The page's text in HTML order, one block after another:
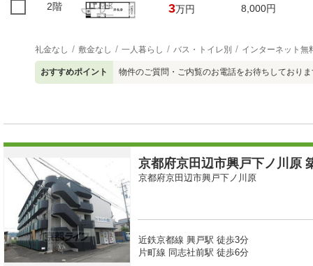
2階 3万円 8,000円
礼金なし 敷金なし 一人暮らし バス・トイレ別 インターネット無
おすすめポイント 物件のご質問・ご内覧のお電話をお待ちしており
京都府京田辺市興戸下ノ川原
京都府京田辺市興戸下ノ川原
近鉄京都線 興戸駅 徒歩3分
片町線 同志社前駅 徒歩6分